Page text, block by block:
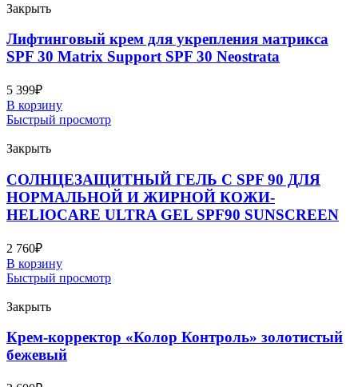
Закрыть
Лифтинговый крем для укрепления матрикса
SPF 30 Matrix Support SPF 30 Neostrata
5 399₽
В корзину
Быстрый просмотр
Закрыть
СОЛНЦЕЗАЩИТНЫЙ ГЕЛЬ С SPF 90 ДЛЯ
НОРМАЛЬНОЙ И ЖИРНОЙ КОЖИ-
HELIOCARE ULTRA GEL SPF90 SUNSCREEN
2 760₽
В корзину
Быстрый просмотр
Закрыть
Крем-корректор «Колор Контроль» золотистый
бежевый